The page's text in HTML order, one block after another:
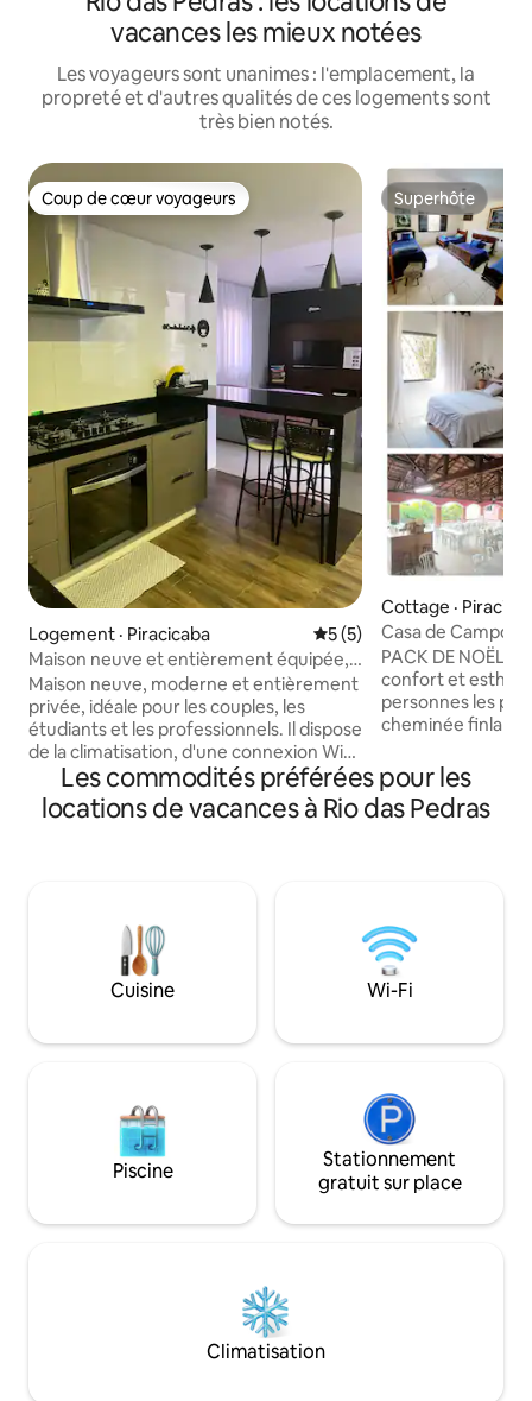
vacances les mieux notées
Les voyageurs sont unanimes : l'emplacement, la
propreté et d'autres qualités de ces logements sont
très bien notés.
Coup de cœur voyageurs
Coup de cœur voyageurs
Logement · Piracicaba Note moyenne de 5 sur
5 (5)
Maison neuve et entièrement équipée,
idéalement située
Maison neuve, moderne et entièrement
privée, idéale pour les couples, les
étudiants et les professionnels. Il dispose
de la climatisation, d'une connexion Wi-
Fi rapide, d'une télévision intelligente
avec chaînes en libre accès, d'une
cuisine entièrement équipée (plaque de
Anhembi Morumbi et Anhanguera, à
15 minutes du centre-ville, à 10 minutes
d'Unimed et à 20 minutes de la Rua do
Porto et du centre commercial
Superhôte
Superhôte
Cottage ·
Casa de Campo :
piscine, salle de
PACK DE NOËL
confort et
personnes les
cheminée
accueillant et sûr
literie super
complète, venez
couvert 8
biologiques ;
sonore pour les
Les commodités préférées pour les
locations de vacances à Rio das Pedras
Cuisine Wi-Fi
Piscine
Stationnement
gratuit sur place
Climatisation